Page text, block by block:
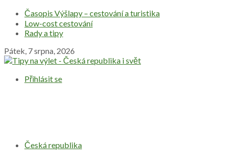
Časopis Výšlapy – cestování a turistika
Low-cost cestování
Rady a tipy
Pátek, 7 srpna, 2026
Přihlásit se
Česká republika